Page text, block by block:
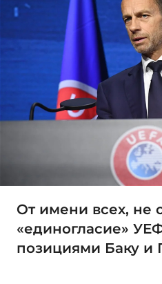
От имени всех, не
«единогласие»
позициями Баку и